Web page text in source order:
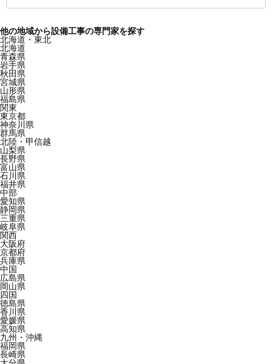
他の地域から設備工事の専門家を探す
北海道・東北
北海道
青森県
岩手県
秋田県
宮城県
山形県
福島県
関東
東京都
神奈川県
群馬県
北陸・甲信越
山梨県
長野県
富山県
石川県
福井県
中部
愛知県
静岡県
三重県
岐阜県
関西
大阪府
京都府
兵庫県
中国
広島県
岡山県
四国
徳島県
香川県
愛媛県
高知県
九州・沖縄
福岡県
長崎県